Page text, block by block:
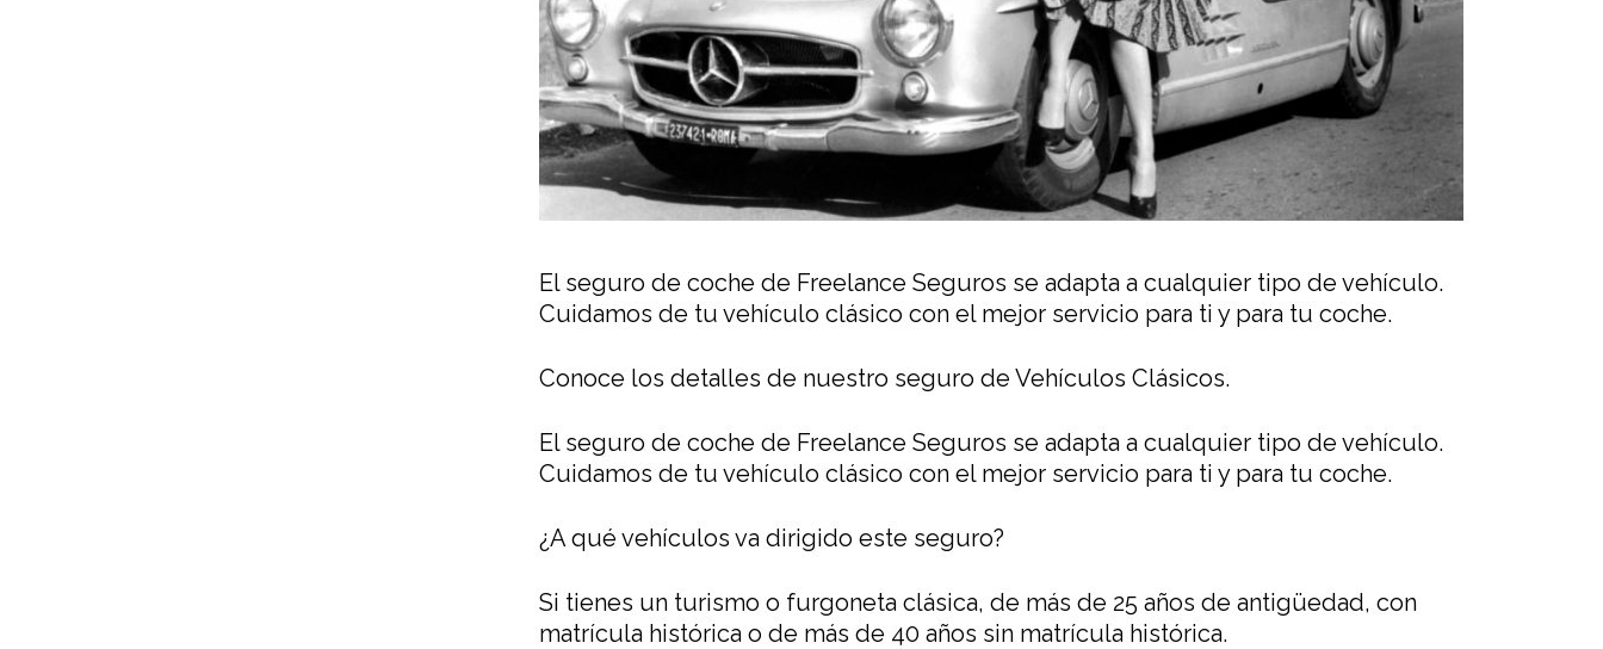
El seguro de coche de Freelance Seguros se adapta a cualquier tipo de vehículo.
Cuidamos de tu vehículo clásico con el mejor servicio para ti y para tu coche.
Conoce los detalles de nuestro seguro de Vehículos Clásicos.
El seguro de coche de Freelance Seguros se adapta a cualquier tipo de vehículo.
Cuidamos de tu vehículo clásico con el mejor servicio para ti y para tu coche.
¿A qué vehículos va dirigido este seguro?
Si tienes un turismo o furgoneta clásica, de más de 25 años de antigüedad, con
matrícula histórica o de más de 40 años sin matrícula histórica.